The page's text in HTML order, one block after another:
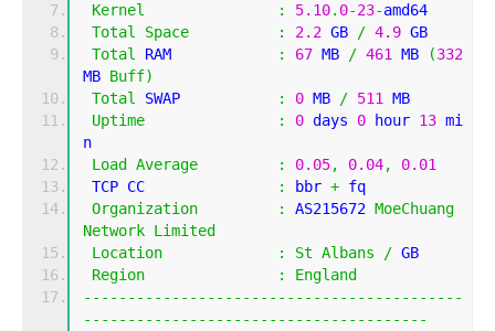
Kernel
: 5.10. 0-23-amd64
Total
Space : 2.2 GB / 4.9 GB
Total RAM : 67 MB / 461 MB (332
MB Buff)
Total SWAP : 0 MB / 511 MB
Uptime
: 0 days 0 hour 13 mi
n
Load
Average : 0.05, 0.04,
0.01
TCP CC
: bbr + fq
Organization
: AS215672 MoeChuang
Network Limited
Location
: St Albans / GB
Region
:
England
-------------------------------------------
---------------------------------------